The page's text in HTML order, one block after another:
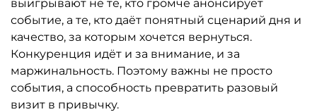
выигрывают не те, кто громче анонсирует
событие, а те, кто даёт понятный сценарий дня и
качество, за которым хочется вернуться.
Конкуренция идёт и за внимание, и за
маржинальность. Поэтому важны не просто
события, а способность превратить разовый
визит в привычку.